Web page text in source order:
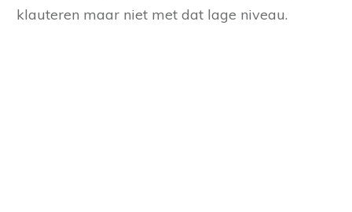
klauteren maar niet met dat lage niveau.